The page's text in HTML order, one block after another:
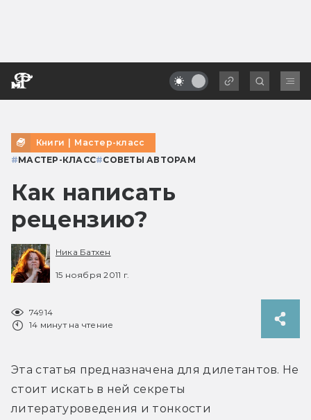
Книги | Мастер-класс
#МАСТЕР-КЛАСС#СОВЕТЫ АВТОРАМ
Как написать
рецензию?
Ника Батхен
15 ноября 2011 г.
74914
14 минут на чтение
Эта статья предназначена для дилетантов. Не
стоит искать в ней секреты
литературоведения и тонкости